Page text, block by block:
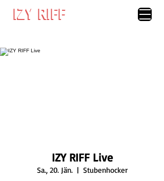
IZY RIFF
IZY RIFF
IZY RIFF Live
Sa., 20. Jän.
  |
Stubenhocker